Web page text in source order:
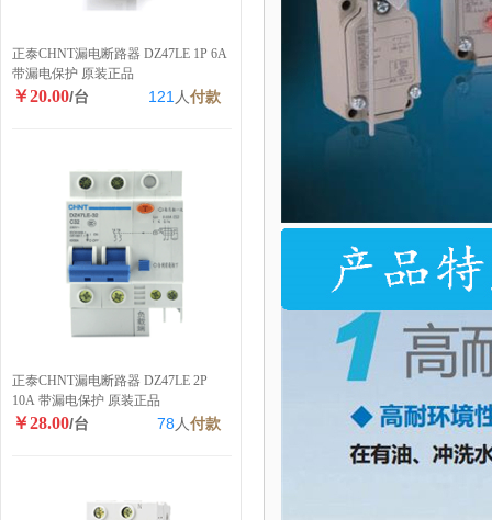
正泰CHNT漏电断路器 DZ47LE 1P 6A
带漏电保护 原装正品
￥20.00/台 121 人付款
正泰CHNT漏电断路器 DZ47LE 2P
10A 带漏电保护 原装正品
￥28.00/台 78 人付款